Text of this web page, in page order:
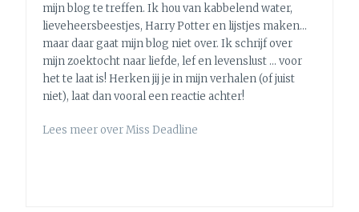
mijn blog te treffen. Ik hou van kabbelend water,
lieveheersbeestjes, Harry Potter en lijstjes maken…
maar daar gaat mijn blog niet over. Ik schrijf over
mijn zoektocht naar liefde, lef en levenslust … voor
het te laat is! Herken jij je in mijn verhalen (of juist
niet), laat dan vooral een reactie achter!
Lees meer over Miss Deadline